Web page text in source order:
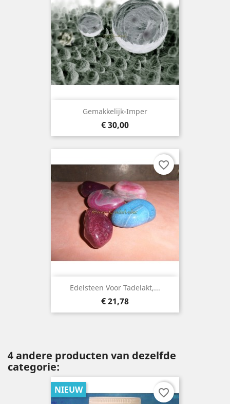
Gemakkelijk-Imper
Prijs
€ 30,00
Edelsteen Voor Tadelakt,...
Prijs
€ 21,78
favorite_border
4 andere producten van dezelfde
categorie:
NIEUW favorite_border